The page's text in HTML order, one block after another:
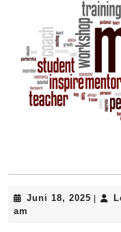
Juni 18, 2025 Juni
|
am